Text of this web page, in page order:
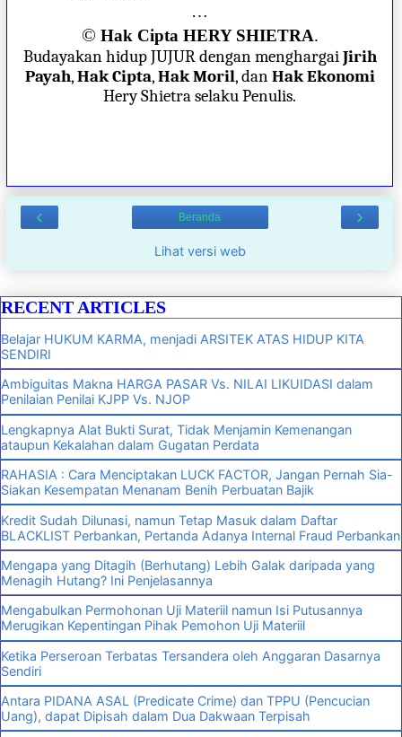
…
© Hak Cipta HERY SHIETRA.
Budayakan hidup JUJUR dengan menghargaiJirih
Payah,Hak Cipta,Hak Moril, danHak Ekonomi
Hery Shietra selaku Penulis.
‹ ›
Beranda
Lihat versi web
RECENT ARTICLES
Belajar HUKUM KARMA, menjadi ARSITEK ATAS HIDUP KITA
SENDIRI
Ambiguitas Makna HARGA PASAR Vs. NILAI LIKUIDASI dalam
Penilaian Penilai KJPP Vs. NJOP
Lengkapnya Alat Bukti Surat, Tidak Menjamin Kemenangan
ataupun Kekalahan dalam Gugatan Perdata
RAHASIA : Cara Menciptakan LUCK FACTOR, Jangan Pernah Sia-
Siakan Kesempatan Menanam Benih Perbuatan Bajik
Kredit Sudah Dilunasi, namun Tetap Masuk dalam Daftar
BLACKLIST Perbankan, Pertanda Adanya Internal Fraud Perbankan
Mengapa yang Ditagih (Berhutang) Lebih Galak daripada yang
Menagih Hutang? Ini Penjelasannya
Mengabulkan Permohonan Uji Materiil namun Isi Putusannya
Merugikan Kepentingan Pihak Pemohon Uji Materiil
Ketika Perseroan Terbatas Tersandera oleh Anggaran Dasarnya
Sendiri
Antara PIDANA ASAL (Predicate Crime) dan TPPU (Pencucian
Uang), dapat Dipisah dalam Dua Dakwaan Terpisah